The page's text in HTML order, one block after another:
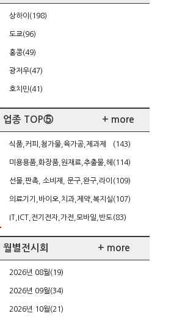
상하이(198)
도쿄(96)
홍콩(49)
광저우(47)
호치민(41)
업종 TOP⑤ + more
식품,커피,첨가물,육가공,제과제
(143)
미용용품,화장품,원재료,추출물,헤 (114)
선물,판촉, 소비재, 문구,완구,라이 (109)
의료기기,바이오,치과,제약,복지실(107)
IT,ICT,전기전자,가전,모바일,반도(83)
월별전시회 + more
2026년 08월(19)
2026년 09월(34)
2026년 10월(21)